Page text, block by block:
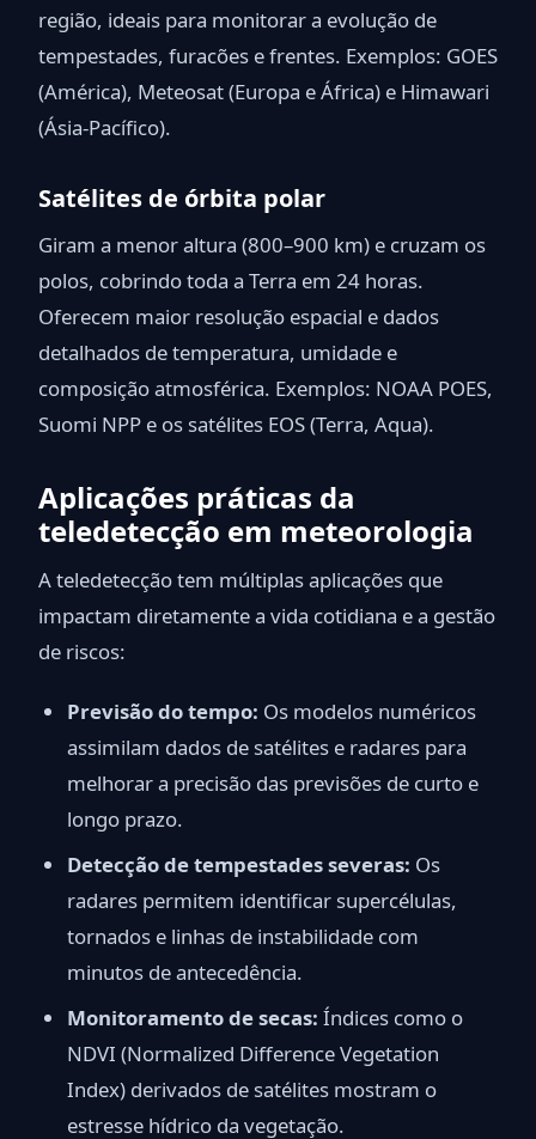
região, ideais para monitorar a evolução de
tempestades, furacões e frentes. Exemplos: GOES
(América), Meteosat (Europa e África) e Himawari
(Ásia-Pacífico).
Satélites de órbita polar
Giram a menor altura (800–900 km) e cruzam os
polos, cobrindo toda a Terra em 24 horas.
Oferecem maior resolução espacial e dados
detalhados de temperatura, umidade e
composição atmosférica. Exemplos: NOAA POES,
Suomi NPP e os satélites EOS (Terra, Aqua).
Aplicações práticas da
teledetecção em meteorologia
A teledetecção tem múltiplas aplicações que
impactam diretamente a vida cotidiana e a gestão
de riscos:
Previsão do tempo: Os modelos numéricos
assimilam dados de satélites e radares para
melhorar a precisão das previsões de curto e
longo prazo.
Detecção de tempestades severas: Os
radares permitem identificar supercélulas,
tornados e linhas de instabilidade com
minutos de antecedência.
Monitoramento de secas: Índices como o
NDVI (Normalized Difference Vegetation
Index) derivados de satélites mostram o
estresse hídrico da vegetação.